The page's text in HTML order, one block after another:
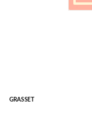
GRASSET